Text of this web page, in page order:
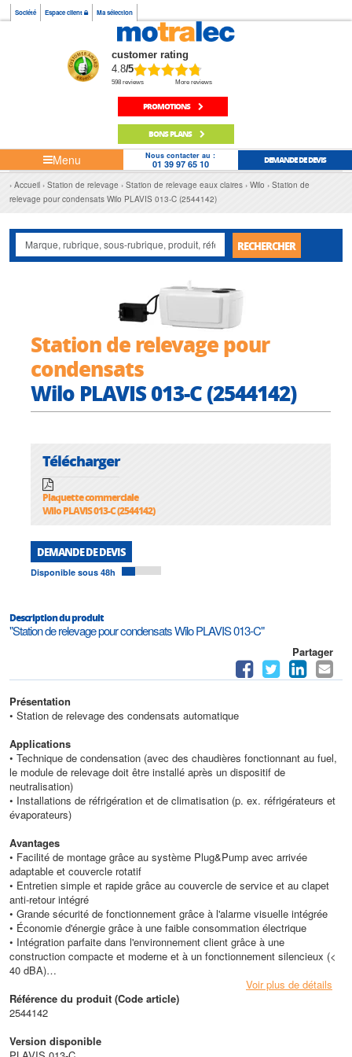
Société Espace client Ma sélection
customer rating
4.8/5
598 reviews More reviews
PROMOTIONS
BONS PLANS
Menu Nous contacter au :
01 39 97 65 10 DEMANDE DE DEVIS
Accueil Station de relevage Station de relevage eaux claires Wilo
Station de
relevage pour condensats Wilo PLAVIS 013-C (2544142)
RECHERCHER
Station de relevage pour
condensats
Wilo PLAVIS 013-C (2544142)
Télécharger
Plaquette commerciale
Wilo PLAVIS 013-C (2544142)
DEMANDE DE DEVIS
Disponible sous 48h
Description du produit
"Station de relevage pour condensats Wilo PLAVIS 013-C"
Partager
Présentation
• Station de relevage des condensats automatique
Applications
• Technique de condensation (avec des chaudières fonctionnant au fuel,
le module de relevage doit être installé après un dispositif de
neutralisation)
• Installations de réfrigération et de climatisation (p. ex. réfrigérateurs et
évaporateurs)
Avantages
• Facilité de montage grâce au système Plug&Pump avec arrivée
adaptable et couvercle rotatif
• Entretien simple et rapide grâce au couvercle de service et au clapet
anti-retour intégré
• Grande sécurité de fonctionnement grâce à l'alarme visuelle intégrée
• Économie d'énergie grâce à une faible consommation électrique
• Intégration parfaite dans l'environnement client grâce à une
construction compacte et moderne et à un fonctionnement silencieux (<
40 dBA)
Conception
• Réservoir : ABS
• Clapet anti-retour : ABS
Voir plus de détails
Référence du produit (Code article)
2544142
Version disponible